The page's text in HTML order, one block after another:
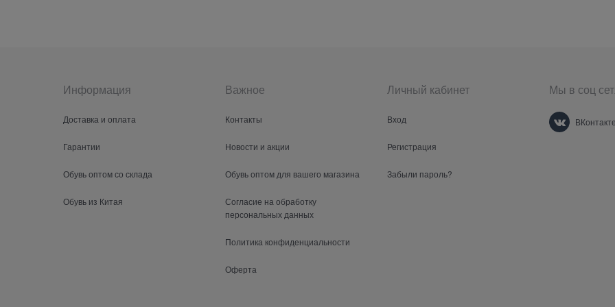
Информация
Доставка и оплата
Гарантии
Обувь оптом со склада
Обувь из Китая
Важное
Контакты
Новости и акции
Обувь оптом для вашего магазина
Согласие на обработку
персональных данных
Политика конфиденциальности
Оферта
Личный кабинет
Вход
Регистрация
Забыли пароль?
Мы в соц